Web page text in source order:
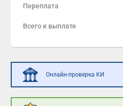
Переплата
Всего к выплате
Онлайн-проверка КИ